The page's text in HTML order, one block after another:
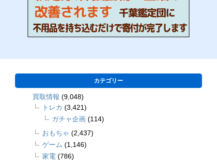
カテゴリー
買取情報 (9,048)
トレカ (3,421)
ガチャ企画 (114)
おもちゃ (2,437)
ゲーム (1,146)
家電 (786)